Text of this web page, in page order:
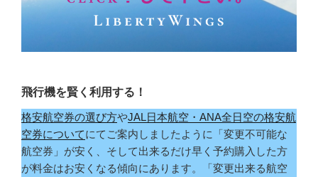
飛行機を賢く利用する！
格安航空券の選び方やJAL日本航空・ANA全日空の格安航
空券についてにてご案内しましたように「変更不可能な
航空券」が安く、そして出来るだけ早く予約購入した方
が料金はお安くなる傾向にあります。「変更出来る航空